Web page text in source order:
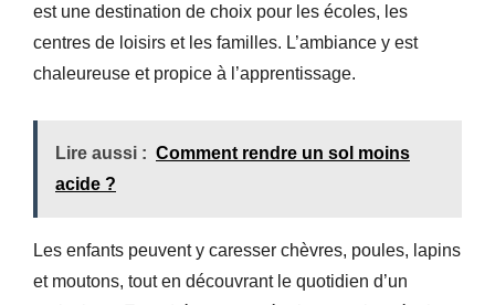
est une destination de choix pour les écoles, les
centres de loisirs et les familles. L’ambiance y est
chaleureuse et propice à l’apprentissage.
Lire aussi : Comment rendre un sol moins
acide ?
Les enfants peuvent y caresser chèvres, poules, lapins
et moutons, tout en découvrant le quotidien d’un